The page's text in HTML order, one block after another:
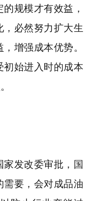
规模才有效益，
必然努力扩大生
增强成本优势。
始进入时的成本
发改委审批，国
要，会对成品油